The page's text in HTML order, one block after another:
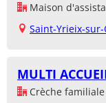
Maison
Saint-Yrieix-
MULTI
Crèche